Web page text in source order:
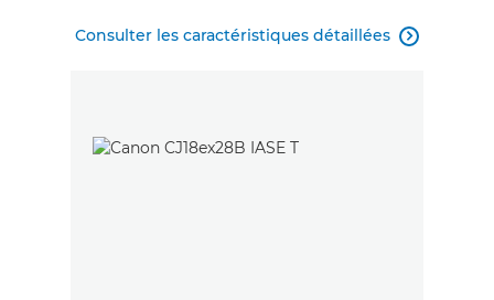
Consulter les caractéristiques détaillées 